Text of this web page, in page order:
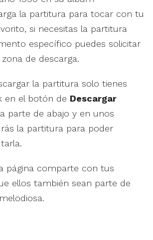
la partitura para tocar con tu
si necesitas la partitura
específico puedes solicitar
de descarga.
la partitura solo tienes
en el botón de Descargar
parte de abajo y en unos
la partitura para poder
página comparte con tus
ellos también sean parte de